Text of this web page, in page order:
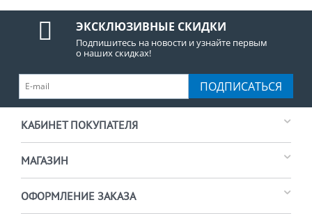
ЭКСКЛЮЗИВНЫЕ СКИДКИ
Подпишитесь на новости и узнайте первым
о наших скидках!
ПОДПИСАТЬСЯ
КАБИНЕТ ПОКУПАТЕЛЯ
МАГАЗИН
ОФОРМЛЕНИЕ ЗАКАЗА